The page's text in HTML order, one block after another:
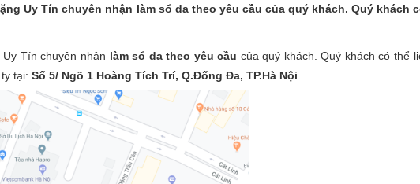
Uy Tín chuyên nhận làm sổ da theo yêu cầu của quý khách. Quý khách
Tín chuyên nhận làm sổ da theo yêu cầu của quý khách. Quý khách có thể
tại: Số 5/ Ngõ 1 Hoàng Tích Trí, Q.Đống Đa, TP.Hà Nội